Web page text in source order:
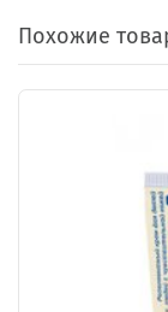
Похожие